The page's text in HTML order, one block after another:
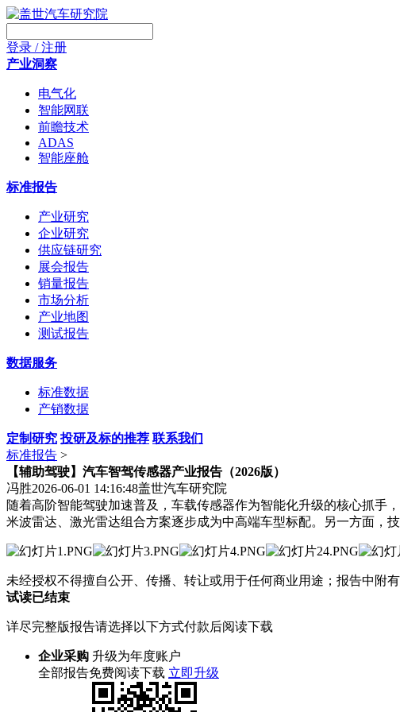
登录 / 注册
产业洞察
电气化
智能网联
前瞻技术
ADAS
智能座舱
标准报告
产业研究
企业研究
供应链研究
展会报告
销量报告
市场分析
产业地图
测试报告
数据服务
标准数据
产销数据
定制研究 投研及标的推荐 联系我们
标准报告 >
【辅助驾驶】汽车智驾传感器产业报告（2026版）
冯胜2026-06-01 14:16:48盖世汽车研究院
随着高阶智能驾驶加速普及，车载传感器作为智能化升级的核心抓手
米波雷达、激光雷达组合方案逐步成为中高端车型标配。另一方面，
未经授权不得擅自公开、传播、转让或用于任何商业用途；报告中附
试读已结束
详尽完整版报告请选择以下方式付款后阅读下载
企业采购 升级为年度账户
全部报告免费阅读下载 立即升级